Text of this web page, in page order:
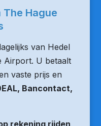
The Hague
van Hedel
Airport. U betaalt
vaste prijs en
Bancontact,
rekening rijden